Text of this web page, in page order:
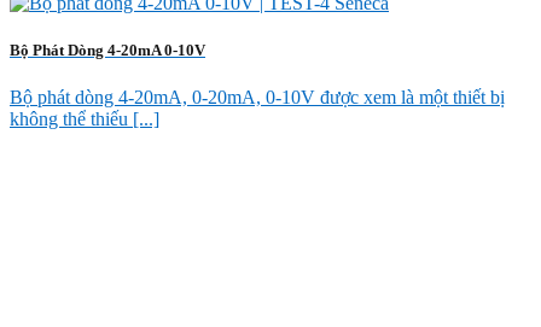
Bộ Phát Dòng 4-20mA 0-10V
Bộ phát dòng 4-20mA, 0-20mA, 0-10V được xem là một thiết bị
không thể thiếu [...]